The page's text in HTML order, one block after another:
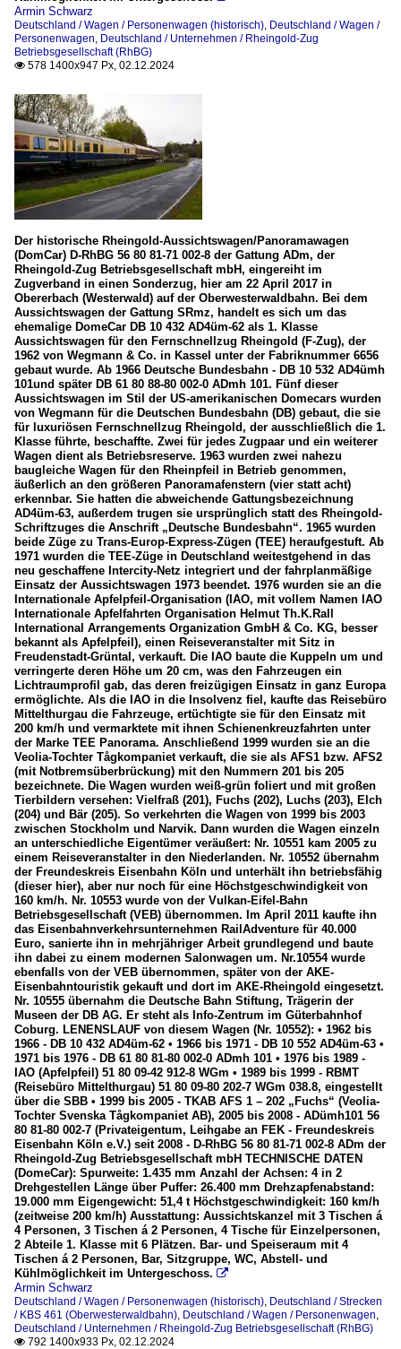
Armin Schwarz
Deutschland / Wagen / Personenwagen (historisch), Deutschland / Wagen /
Personenwagen, Deutschland / Unternehmen / Rheingold-Zug
Betriebsgesellschaft (RhBG)
 578 1400x947 Px, 02.12.2024
Der historische Rheingold-Aussichtswagen/Panoramawagen
(DomCar) D-RhBG 56 80 81-71 002-8 der Gattung ADm, der
Rheingold-Zug Betriebsgesellschaft mbH, eingereiht im
Zugverband in einen Sonderzug, hier am 22 April 2017 in
Obererbach (Westerwald) auf der Oberwesterwaldbahn. Bei dem
Aussichtswagen der Gattung SRmz, handelt es sich um das
ehemalige DomeCar DB 10 432 AD4üm-62 als 1. Klasse
Aussichtswagen für den Fernschnellzug Rheingold (F-Zug), der
1962 von Wegmann & Co. in Kassel unter der Fabriknummer 6656
gebaut wurde. Ab 1966 Deutsche Bundesbahn - DB 10 532 AD4ümh
101und später DB 61 80 88-80 002-0 ADmh 101. Fünf dieser
Aussichtswagen im Stil der US-amerikanischen Domecars wurden
von Wegmann für die Deutschen Bundesbahn (DB) gebaut, die sie
für luxuriösen Fernschnellzug Rheingold, der ausschließlich die 1.
Klasse führte, beschaffte. Zwei für jedes Zugpaar und ein weiterer
Wagen dient als Betriebsreserve. 1963 wurden zwei nahezu
baugleiche Wagen für den Rheinpfeil in Betrieb genommen,
äußerlich an den größeren Panoramafenstern (vier statt acht)
erkennbar. Sie hatten die abweichende Gattungsbezeichnung
AD4üm-63, außerdem trugen sie ursprünglich statt des Rheingold-
Schriftzuges die Anschrift „Deutsche Bundesbahn“. 1965 wurden
beide Züge zu Trans-Europ-Express-Zügen (TEE) heraufgestuft. Ab
1971 wurden die TEE-Züge in Deutschland weitestgehend in das
neu geschaffene Intercity-Netz integriert und der fahrplanmäßige
Einsatz der Aussichtswagen 1973 beendet. 1976 wurden sie an die
Internationale Apfelpfeil-Organisation (IAO, mit vollem Namen IAO
Internationale Apfelfahrten Organisation Helmut Th.K.Rall
International Arrangements Organization GmbH & Co. KG, besser
bekannt als Apfelpfeil), einen Reiseveranstalter mit Sitz in
Freudenstadt-Grüntal, verkauft. Die IAO baute die Kuppeln um und
verringerte deren Höhe um 20 cm, was den Fahrzeugen ein
Lichtraumprofil gab, das deren freizügigen Einsatz in ganz Europa
ermöglichte. Als die IAO in die Insolvenz fiel, kaufte das Reisebüro
Mittelthurgau die Fahrzeuge, ertüchtigte sie für den Einsatz mit
200 km/h und vermarktete mit ihnen Schienenkreuzfahrten unter
der Marke TEE Panorama. Anschließend 1999 wurden sie an die
Veolia-Tochter Tågkompaniet verkauft, die sie als AFS1 bzw. AFS2
(mit Notbremsüberbrückung) mit den Nummern 201 bis 205
bezeichnete. Die Wagen wurden weiß-grün foliert und mit großen
Tierbildern versehen: Vielfraß (201), Fuchs (202), Luchs (203), Elch
(204) und Bär (205). So verkehrten die Wagen von 1999 bis 2003
zwischen Stockholm und Narvik. Dann wurden die Wagen einzeln
an unterschiedliche Eigentümer veräußert: Nr. 10551 kam 2005 zu
einem Reiseveranstalter in den Niederlanden. Nr. 10552 übernahm
der Freundeskreis Eisenbahn Köln und unterhält ihn betriebsfähig
(dieser hier), aber nur noch für eine Höchstgeschwindigkeit von
160 km/h. Nr. 10553 wurde von der Vulkan-Eifel-Bahn
Betriebsgesellschaft (VEB) übernommen. Im April 2011 kaufte ihn
das Eisenbahnverkehrsunternehmen RailAdventure für 40.000
Euro, sanierte ihn in mehrjähriger Arbeit grundlegend und baute
ihn dabei zu einem modernen Salonwagen um. Nr.10554 wurde
ebenfalls von der VEB übernommen, später von der AKE-
Eisenbahntouristik gekauft und dort im AKE-Rheingold eingesetzt.
Nr. 10555 übernahm die Deutsche Bahn Stiftung, Trägerin der
Museen der DB AG. Er steht als Info-Zentrum im Güterbahnhof
Coburg. LENENSLAUF von diesem Wagen (Nr. 10552): • 1962 bis
1966 - DB 10 432 AD4üm-62 • 1966 bis 1971 - DB 10 552 AD4üm-63 •
1971 bis 1976 - DB 61 80 81-80 002-0 ADmh 101 • 1976 bis 1989 -
IAO (Apfelpfeil) 51 80 09-42 912-8 WGm • 1989 bis 1999 - RBMT
(Reisebüro Mittelthurgau) 51 80 09-80 202-7 WGm 038.8, eingestellt
über die SBB • 1999 bis 2005 - TKAB AFS 1 – 202 „Fuchs“ (Veolia-
Tochter Svenska Tågkompaniet AB), 2005 bis 2008 - ADümh101 56
80 81-80 002-7 (Privateigentum, Leihgabe an FEK - Freundeskreis
Eisenbahn Köln e.V.) seit 2008 - D-RhBG 56 80 81-71 002-8 ADm der
Rheingold-Zug Betriebsgesellschaft mbH TECHNISCHE DATEN
(DomeCar): Spurweite: 1.435 mm Anzahl der Achsen: 4 in 2
Drehgestellen Länge über Puffer: 26.400 mm Drehzapfenabstand:
19.000 mm Eigengewicht: 51,4 t Höchstgeschwindigkeit: 160 km/h
(zeitweise 200 km/h) Ausstattung: Aussichtskanzel mit 3 Tischen á
4 Personen, 3 Tischen á 2 Personen, 4 Tische für Einzelpersonen,
2 Abteile 1. Klasse mit 6 Plätzen. Bar- und Speiseraum mit 4
Tischen á 2 Personen, Bar, Sitzgruppe, WC, Abstell- und
Kühlmöglichkeit im Untergeschoss. 
Armin Schwarz
Deutschland / Wagen / Personenwagen (historisch), Deutschland / Strecken
/ KBS 461 (Oberwesterwaldbahn), Deutschland / Wagen / Personenwagen,
Deutschland / Unternehmen / Rheingold-Zug Betriebsgesellschaft (RhBG)
 792 1400x933 Px, 02.12.2024